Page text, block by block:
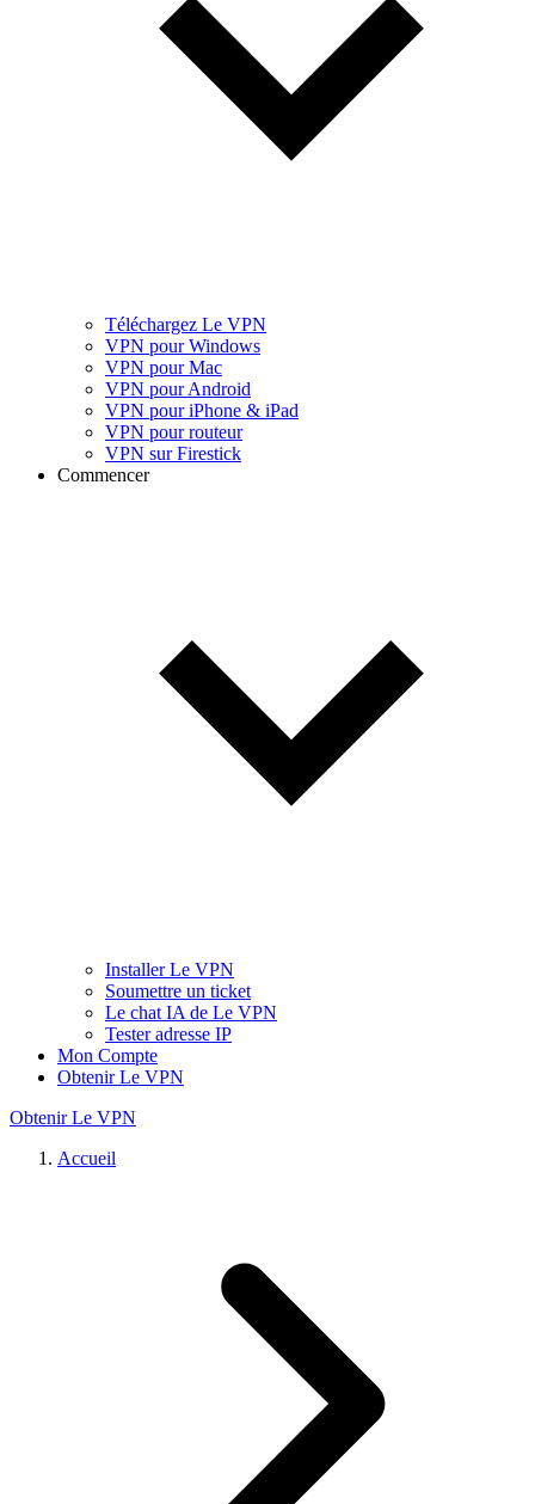
Téléchargez Le VPN
VPN pour Windows
VPN pour Mac
VPN pour Android
VPN pour iPhone & iPad
VPN pour routeur
VPN sur Firestick
Commencer
Installer Le VPN
Soumettre un ticket
Le chat IA de Le VPN
Tester adresse IP
Mon Compte
Obtenir Le VPN
Obtenir Le VPN
Accueil